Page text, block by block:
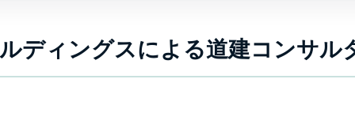
ディングスによる道建コンサル